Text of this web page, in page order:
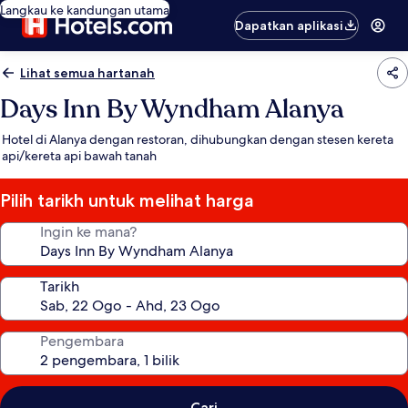
Langkau ke kandungan utama
Dapatkan aplikasi
Lihat semua hartanah
Days Inn By Wyndham Alanya
Hotel di Alanya dengan restoran, dihubungkan dengan stesen kereta
api/kereta api bawah tanah
Pilih tarikh untuk melihat harga
Ingin ke mana?
Tarikh
Pengembara